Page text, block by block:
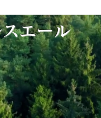
スエール